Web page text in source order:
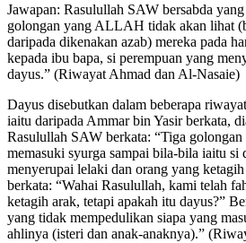
Jawapan: Rasulullah SAW bersabda
golongan yang ALLAH tidak akan lihat
daripada dikenakan azab) mereka pada
kepada ibu bapa, si perempuan yang
dayus.” (Riwayat Ahmad dan Al-Nasaie)
Dayus disebutkan dalam beberapa
iaitu daripada Ammar bin Yasir berkata,
Rasulullah SAW berkata: “Tiga
memasuki syurga sampai bila-bila iaitu si
menyerupai lelaki dan orang yang
berkata: “Wahai Rasulullah, kami telah
ketagih arak, tetapi apakah itu dayus?”
yang tidak mempedulikan siapa yang
ahlinya (isteri dan anak-anaknya).”